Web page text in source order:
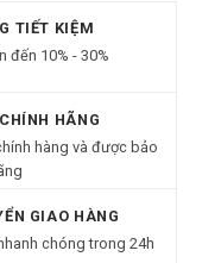
TIẾT KIỆM
đến 10% - 30%
HÃNG
hàng và được bảo
GIAO HÀNG
chóng trong 24h